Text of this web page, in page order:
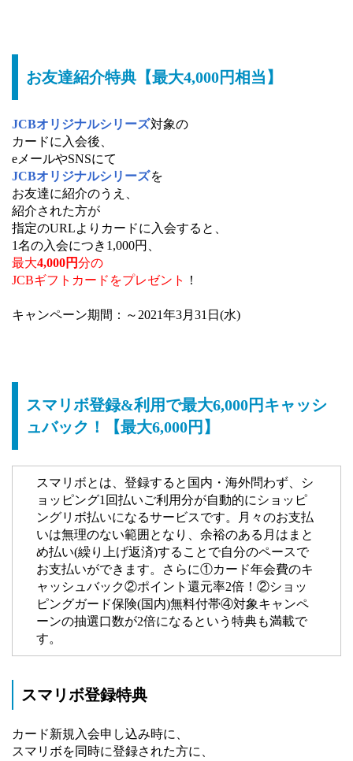
お友達紹介特典【最大4,000円相当】
JCBオリジナルシリーズ対象の
カードに入会後、
eメールやSNSにて
JCBオリジナルシリーズを
お友達に紹介のうえ、
紹介された方が
指定のURLよりカードに入会すると、
1名の入会につき1,000円、
最大4,000円分の
JCBギフトカードをプレゼント
！
キャンペーン期間：～2021年3月31日(水)
スマリボ登録&利用で最大6,000円キャッシ
ュバック！【最大6,000円】
スマリボとは、登録すると国内・海外問わず、シ
ョッピング1回払いご利用分が自動的にショッピ
ングリボ払いになるサービスです。月々のお支払
いは無理のない範囲となり、余裕のある月はまと
め払い(繰り上げ返済)することで自分のペースで
お支払いができます。さらに①カード年会費のキ
ャッシュバック②ポイント還元率2倍！②ショッ
ピングガード保険(国内)無料付帯④対象キャンペ
ーンの抽選口数が2倍になるという特典も満載で
す。
スマリボ登録特典
カード新規入会申し込み時に、
スマリボを同時に登録された方に、